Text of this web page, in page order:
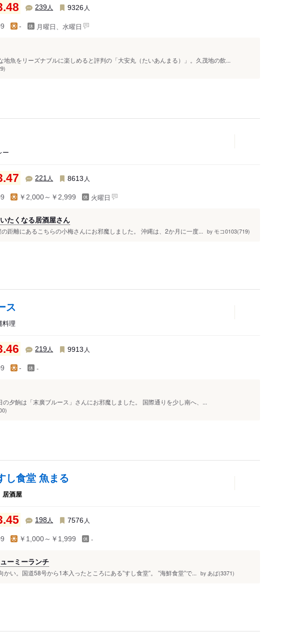
239人 9326 人
- 月曜日、水曜日
地魚をリーズナブルに楽しめると評判の「大安丸（たいあんまる）」。久茂地の飲...
ー
221 人 8613 人
￥2,000～￥2,999 火曜日
たくなる居酒屋さん
距離にあるこちらの小梅さんにお邪魔しました。 沖縄は、2か月に一度... by モコ0103(719)
ス
料理
219人 9913 人
- -
の夕餉は「末廣ブルース」さんにお邪魔しました。 国際通りを少し南へ、...
し食堂 魚まる
居酒屋
198人 7576 人
￥1,000～￥1,999 -
ーミーランチ
い。国道58号から1本入ったところにある”すし食堂”。 ”海鮮食堂”で... by あば(3371)